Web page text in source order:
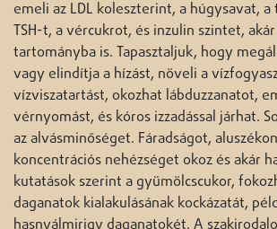
emeli az LDL koleszterint, a húgysavat,
TSH-t, a vércukrot, és inzulin szintet,
tartományba is. Tapasztaljuk, hogy
vagy elindítja a hízást, növeli a
vízviszatartást, okozhat lábduzzanatot,
vérnyomást, és kóros izzadással járhat.
az alvásminőséget. Fáradságot,
koncentrációs nehézséget okoz és akár
kutatások szerint a gyümölcscukor,
daganatok kialakulásának kockázatát,